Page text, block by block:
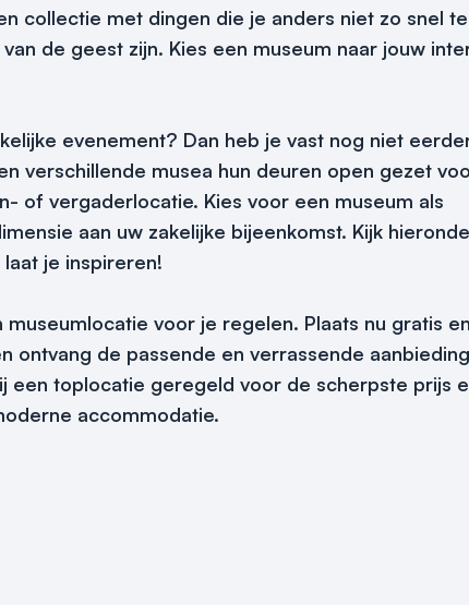
collectie met dingen die je anders niet zo snel
de geest zijn. Kies een museum naar jouw
evenement? Dan heb je vast nog niet
verschillende musea hun deuren open gezet
of vergaderlocatie. Kies voor een museum als
aan uw zakelijke bijeenkomst. Kijk
je inspireren!
voor je regelen. Plaats nu gratis
ontvang de passende en verrassende
een toplocatie geregeld voor de scherpste prijs
accommodatie.